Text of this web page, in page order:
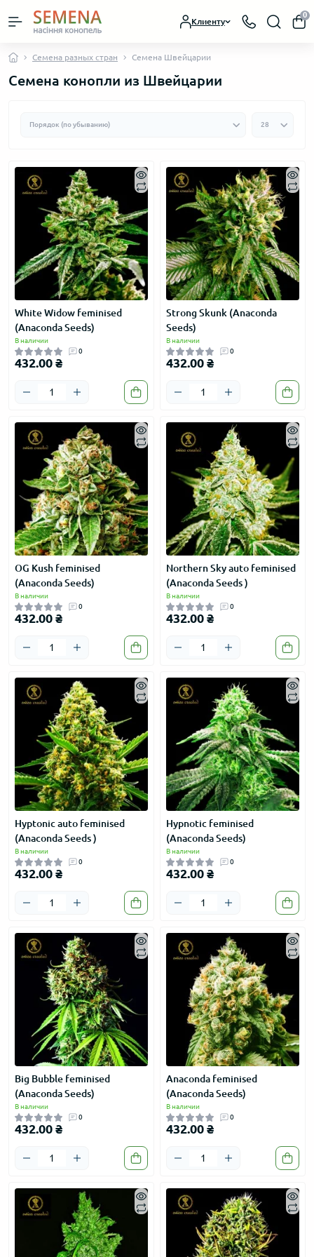
Клиенту
0
Семена разных стран Семена Швейцарии
Семена конопли из Швейцарии
White Widow feminised
(Anaconda Seeds)
В наличии
0
432.00 ₴
Strong Skunk (Anaconda
Seeds)
В наличии
0
432.00 ₴
OG Kush feminised
(Anaconda Seeds)
В наличии
0
432.00 ₴
Northern Sky auto feminised
(Anaconda Seeds )
В наличии
0
432.00 ₴
Hyptonic auto feminised
(Anaconda Seeds )
В наличии
0
432.00 ₴
Hypnotic feminised
(Anaconda Seeds)
В наличии
0
432.00 ₴
Big Bubble feminised
(Anaconda Seeds)
В наличии
0
432.00 ₴
Anaconda feminised
(Anaconda Seeds)
В наличии
0
432.00 ₴